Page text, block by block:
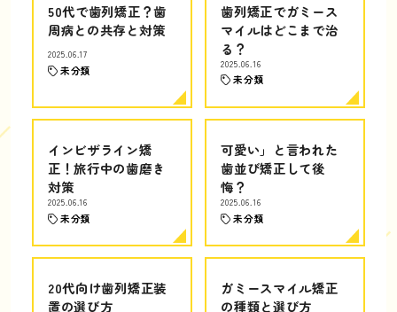
50代で歯列矯正？歯
周病との共存と対策
2025.06.17
未分類
歯列矯正でガミース
マイルはどこまで治
る？
2025.06.16
未分類
インビザライン矯
正！旅行中の歯磨き
対策
2025.06.16
未分類
可愛い」と言われた
歯並び矯正して後
悔？
2025.06.16
未分類
20代向け歯列矯正装
置の選び方
ガミースマイル矯正
の種類と選び方